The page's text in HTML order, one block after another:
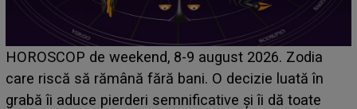
Emanuel a ținut ACEST DETALIU ASCUNS până
acum! În fața Alexandrei, concurentul din Casa Iubirii
face o MĂRTURISIRE NEAȘTEPTATĂ despre mama